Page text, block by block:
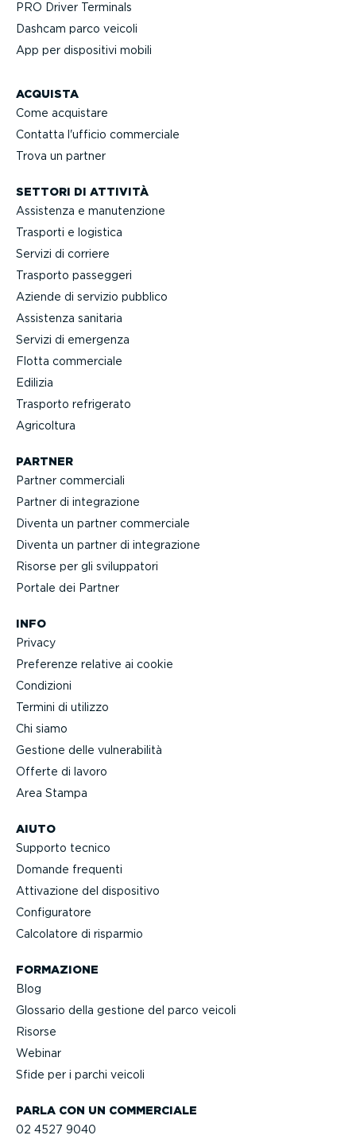
PRO Driver Terminals
Dashcam parco veicoli
App per dispositivi mobili
ACQUISTA
Come acquistare
Contatta l'ufficio commerciale
Trova un partner
SETTORI DI ATTIVITÀ
Assistenza e manuten­zione
Trasporti e logistica
Servizi di corriere
Trasporto passeggeri
Aziende di servizio pubblico
Assistenza sanitaria
Servizi di emergenza
Flotta commerciale
Edilizia
Trasporto refrigerato
Agricoltura
PARLA CON UN COMMERCIALE
02 4527 9040
AIUTO
Supporto tecnico
Domande frequenti
Attivazione del dispositivo
Confi­gu­ratore
Calcolatore di risparmio
FORMAZIONE
Blog
Glossario della gestione del parco veicoli
Risorse
Webinar
Sfide per i parchi veicoli
PARTNER
Partner commerciali
Partner di integra­zione
Diventa un partner commerciale
Diventa un partner di integra­zione
Risorse per gli svilup­patori
Portale dei Partner
INFO
Privacy
Preferenze relative ai cookie
Condizioni
Termini di utilizzo
Chi siamo
Gestione delle vulne­ra­bilità
Offerte di lavoro
Area Stampa